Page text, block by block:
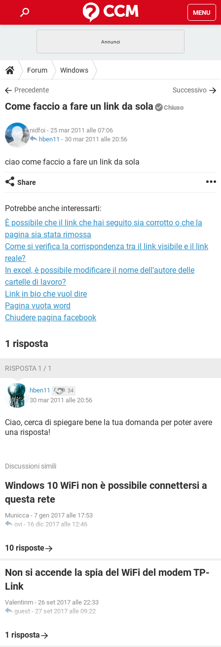
MENU
INTRATTENIMENTO
iOS
INSTAGRAM WHATSAPP
TIKTOK
HARDWARE
GUIDE
COVID-19
INSTAGRAM
TIKTOK
HARDWARE
DOWNLOAD
COVID-19 GAMING
INTRATTENIMENTO
iOS WINDOWS 10
INSTAGRAM WHATSAPP
COVID-19
INTRATTENIMENTO
iOS WINDOWS 10
INSTAGRAM
GLOSSARIO
COVID-19 GAMING
INSTAGRAM
TIKTOK FACEBOOK
Forum Windows
Precedente Successivo
Come faccio a fare un link da sola Chiuso
nidfoi - 25 mar 2011 alle 07:06
hben11 - 30 mar 2011 alle 20:56
ciao come faccio a fare un link da sola
Share
Potrebbe anche interessarti:
È possibile che il link che hai seguito sia corrotto o che la
pagina sia stata rimossa
Come si verifica la corrispondenza tra il link visibile e il link
reale?
In excel, è possibile modificare il nome dell’autore delle
cartelle di lavoro?
Link in bio che vuol dire
Pagina vuota word
Chiudere pagina facebook
1 risposta
RISPOSTA 1 / 1
hben11 34
30 mar 2011 alle 20:56
Ciao, cerca di spiegare bene la tua domanda per poter avere
una risposta!
Discussioni simili
Windows 10 WiFi non è possibile connettersi a
questa rete
Municca - 7 gen 2017 alle 17:53
ovi - 16 dic 2017 alle 12:46
10 risposte
Non si accende la spia del WiFi del modem TP-
Link
Valentinm - 26 set 2017 alle 22:33
guest - 27 set 2017 alle 09:22
1 risposta